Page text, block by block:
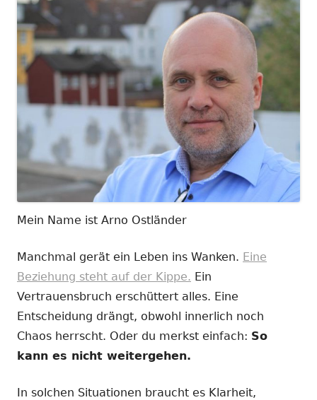
Mein Name ist Arno Ostländer
Manchmal gerät ein Leben ins Wanken. Eine
Beziehung steht auf der Kippe. Ein
Vertrauensbruch erschüttert alles. Eine
Entscheidung drängt, obwohl innerlich noch
Chaos herrscht. Oder du merkst einfach: So
kann es nicht weitergehen.
In solchen Situationen braucht es Klarheit,